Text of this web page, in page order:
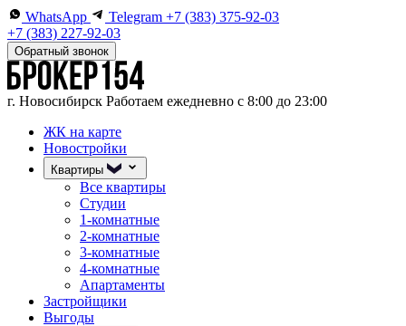
WhatsApp Telegram +7 (383) 375-92-03
+7 (383) 227-92-03
Обратный звонок
г. Новосибирск Работаем ежедневно с 8:00 до 23:00
ЖК на карте
Новостройки
Квартиры
Все квартиры
Студии
1-комнатные
2-комнатные
3-комнатные
4-комнатные
Апартаменты
Застройщики
Выгоды